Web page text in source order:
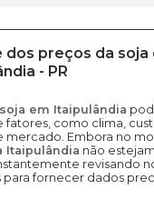
dos preços da soja
- PR
em Itaipulândia
fatores, como clima,
mercado. Embora no
Itaipulândia não
revisando
fornecer dados